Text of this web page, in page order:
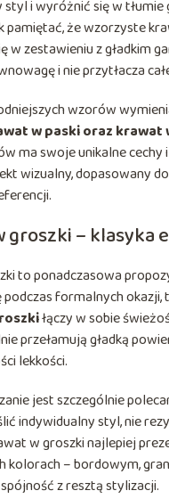
i wyróżnić się w tłumie
pamiętać, że wzorzyste
w zestawieniu z gładkim
i nie przytłacza
wzorów
w paski oraz krawat
ma swoje unikalne cechy
wizualny, dopasowany
groszki – klasyka
to ponadczasowa
formalnych okazji,
łączy w sobie
przełamują gładką
lekkości.
jest szczególnie
indywidualny styl, nie
w groszki najlepiej
kolorach – bordowym,
z resztą stylizacji.